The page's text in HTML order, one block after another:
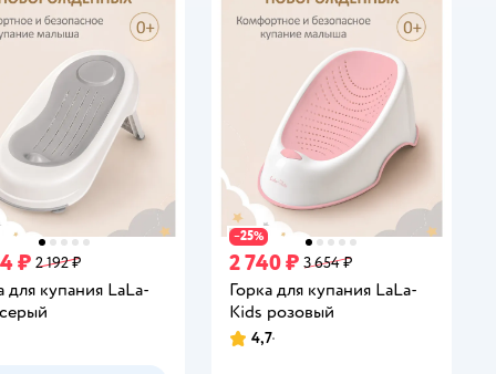
₽ 2 192 ₽
для купания LaLa-
−25%
2 740 ₽ 3 654 ₽
Горка для купания LaLa-
Kids розовый
Рейтинг:
4,7